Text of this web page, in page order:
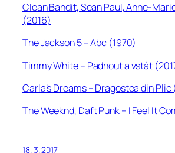
Clean Bandit, Sean Paul, Anne-
(2016)
The Jackson 5 – Abc (1970)
Timmy White – Padnout a vstát
Carla’s Dreams – Dragostea din Plic
The Weeknd, Daft Punk – I Feel It
18. 3. 2017